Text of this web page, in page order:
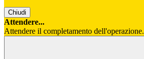
Chiudi
Attendere...
Attendere il completamento